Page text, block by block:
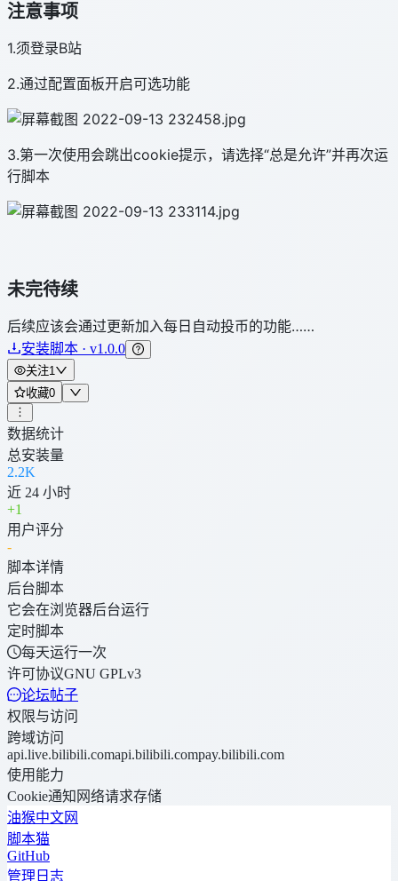
注意事项
1.须登录B站
2.通过配置面板开启可选功能
3.第一次使用会跳出cookie提示，请选择“总是允许”并再次运
行脚本
未完待续
后续应该会通过更新加入每日自动投币的功能……
安装脚本 · v1.0.0
关注1
收藏0
数据统计
总安装量
2.2K
近 24 小时
+1
用户评分
-
脚本详情
后台脚本
它会在浏览器后台运行
定时脚本
每天运行一次
许可协议GNU GPLv3
论坛帖子
权限与访问
跨域访问
api.live.bilibili.comapi.bilibili.compay.bilibili.com
使用能力
Cookie通知 网络请求存储
油猴中文网
脚本猫
GitHub
管理日志